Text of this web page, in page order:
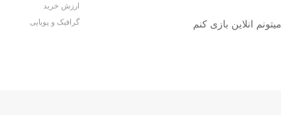
ارزش خرید
گرافیک و پویایی